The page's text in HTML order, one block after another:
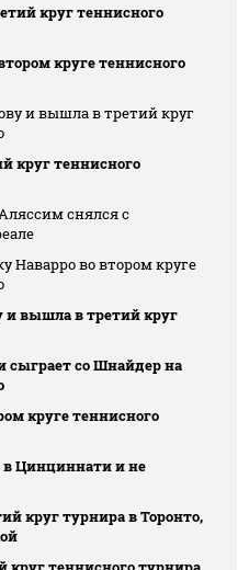
круг теннисного
круге теннисного
и вышла в третий круг
круг теннисного
снялся с
Наварро во втором круге
и вышла в третий круг
сыграет со Шнайдер на
круге теннисного
в Цинциннати и не
круг турнира в Торонто,